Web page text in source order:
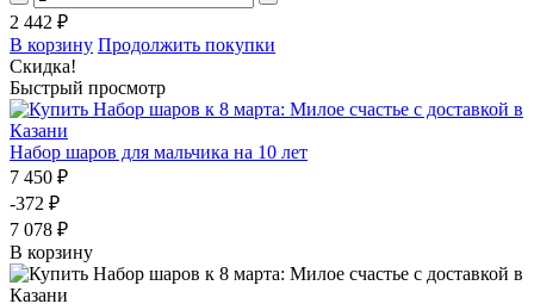
2 442 ₽
В корзину Продолжить покупки
Скидка!
Быстрый просмотр
Набор шаров для мальчика на 10 лет
7 450 ₽
-372 ₽
7 078 ₽
В корзину